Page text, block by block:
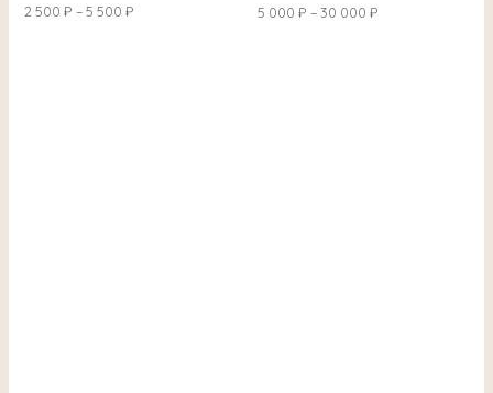
2 500 ₽ –5 500 ₽ 5 000 ₽ –30 000 ₽